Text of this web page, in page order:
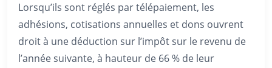
Lorsqu’ils sont réglés par télépaiement, les
adhésions, cotisations annuelles et dons ouvrent
droit à une déduction sur l’impôt sur le revenu de
l’année suivante, à hauteur de 66 % de leur